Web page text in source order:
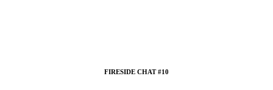
FIRESIDE CHAT #10